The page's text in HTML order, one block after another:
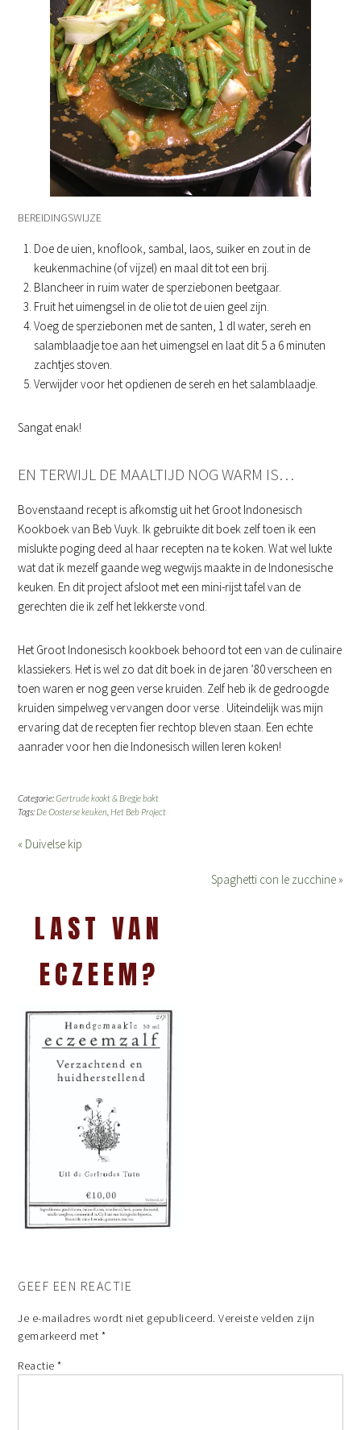
BEREIDINGSWIJZE
Doe de uien, knoflook, sambal, laos, suiker en zout in de
keukenmachine (of vijzel) en maal dit tot een brij.
Blancheer in ruim water de sperziebonen beetgaar.
Fruit het uimengsel in de olie tot de uien geel zijn.
Voeg de sperziebonen met de santen, 1 dl water, sereh en
salamblaadje toe aan het uimengsel en laat dit 5 a 6 minuten
zachtjes stoven.
Verwijder voor het opdienen de sereh en het salamblaadje.
Sangat enak!
EN TERWIJL DE MAALTIJD NOG WARM IS…
Bovenstaand recept is afkomstig uit het Groot Indonesisch
Kookboek van Beb Vuyk. Ik gebruikte dit boek zelf toen ik een
mislukte poging deed al haar recepten na te koken. Wat wel lukte
wat dat ik mezelf gaande weg wegwijs maakte in de Indonesische
keuken. En dit project afsloot met een mini-rijst tafel van de
gerechten die ik zelf het lekkerste vond.
Het Groot Indonesisch kookboek behoord tot een van de culinaire
klassiekers. Het is wel zo dat dit boek in de jaren ’80 verscheen en
toen waren er nog geen verse kruiden. Zelf heb ik de gedroogde
kruiden simpelweg vervangen door verse . Uiteindelijk was mijn
ervaring dat de recepten fier rechtop bleven staan. Een echte
aanrader voor hen die Indonesisch willen leren koken!
Categorie:Gertrude kookt & Bregje bakt
Tags: De Oosterse keuken Het Beb Project
« Duivelse kip
Spaghetti con le zucchine »
LAST VAN
ECZEEM?
GEEF EEN REACTIE
Je e-mailadres wordt niet gepubliceerd. Vereiste velden zijn
gemarkeerd met *
Reactie*